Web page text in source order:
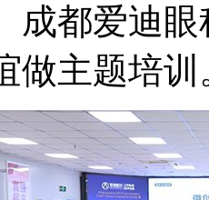
成都爱迪
做主题培训